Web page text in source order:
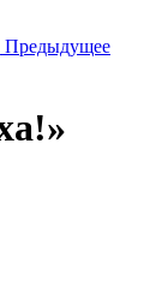
Предыдущее